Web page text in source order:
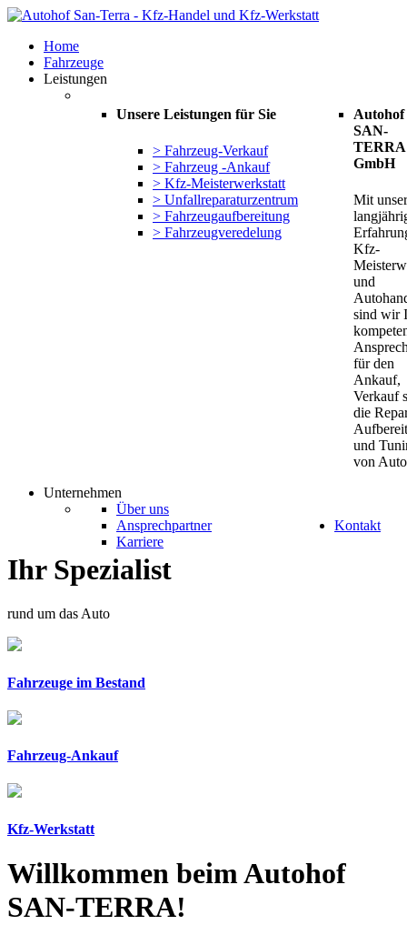
Home
Fahrzeuge
Leistungen
Unsere Leistungen für Sie
> Fahrzeug-Verkauf
> Fahrzeug -Ankauf
> Kfz-Meisterwerkstatt
> Unfallreparaturzentrum
> Fahrzeugaufbereitung
> Fahrzeugveredelung
Autohof
SAN-
TERRA
GmbH
Mit
Kfz-
und
sind wir
für den
Ankauf,
Verkauf
die
und
von
Unternehmen
Über uns
Ansprechpartner
Karriere
Kontakt
Ihr Spezialist
rund um das Auto
Fahrzeuge im Bestand
Fahrzeug-Ankauf
Kfz-Werkstatt
Willkommen beimAutohof
SAN-TERRA!